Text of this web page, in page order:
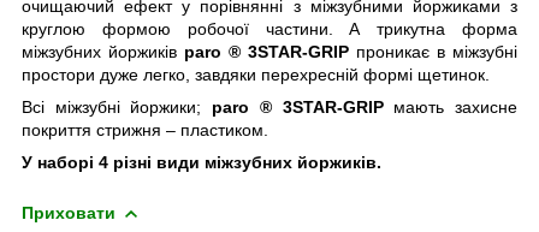
очищаючий ефект у порівнянні з міжзубними йоржиками з
круглою формою робочої частини. А трикутна форма
міжзубних йоржиків paro ® 3STAR-GRIP проникає в міжзубні
простори дуже легко, завдяки перехресній формі щетинок.
Всі міжзубні йоржики; paro ® 3STAR-GRIP мають захисне
покриття стрижня – пластиком.
У наборі 4 різні види міжзубних йоржиків.
Приховати